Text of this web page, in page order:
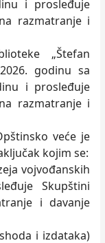
i prosleđuje
razmatranje i
„Štefan
godinu sa
i prosleđuje
razmatranje i
veće je
kojim se:
vojvođanskih
Skupštini
i davanje
i izdataka)